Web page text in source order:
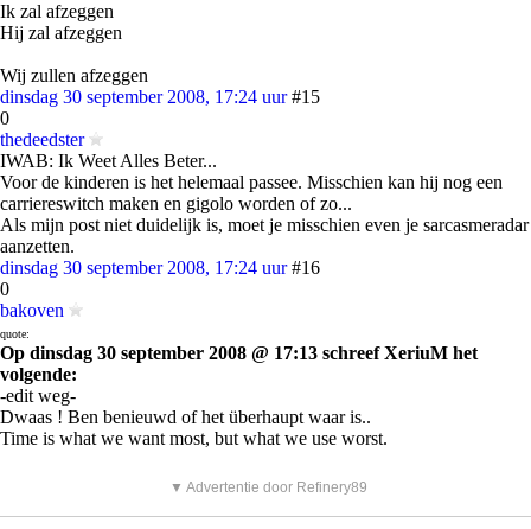
Ik zal afzeggen
Hij zal afzeggen
Wij zullen afzeggen
dinsdag 30 september 2008, 17:24 uur #15
0
thedeedster
IWAB: Ik Weet Alles Beter...
Voor de kinderen is het helemaal passee. Misschien kan hij nog een
carriereswitch maken en gigolo worden of zo...
Als mijn post niet duidelijk is, moet je misschien even je sarcasmeradar
aanzetten.
dinsdag 30 september 2008, 17:24 uur #16
0
bakoven
quote:
Op dinsdag 30 september 2008 @ 17:13 schreef XeriuM het
volgende:
-edit weg-
Dwaas ! Ben benieuwd of het überhaupt waar is..
Time is what we want most, but what we use worst.
▼ Advertentie door Refinery89